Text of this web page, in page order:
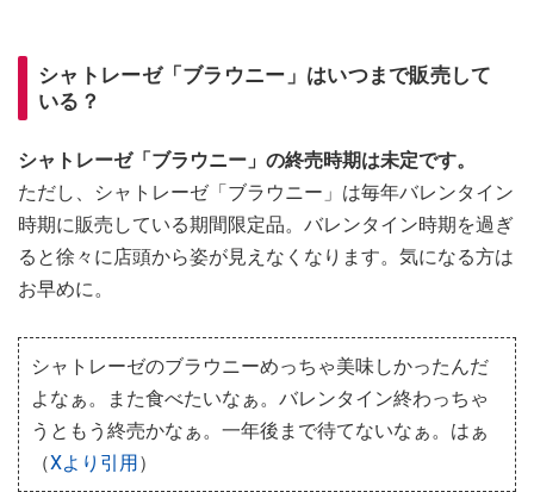
シャトレーゼ「ブラウニー」はいつまで販売して
いる？
シャトレーゼ「ブラウニー」の終売時期は未定です。
ただし、シャトレーゼ「ブラウニー」は毎年バレンタイン
時期に販売している期間限定品。バレンタイン時期を過ぎ
ると徐々に店頭から姿が見えなくなります。気になる方は
お早めに。
シャトレーゼのブラウニーめっちゃ美味しかったんだ
よなぁ。また食べたいなぁ。バレンタイン終わっちゃ
うともう終売かなぁ。一年後まで待てないなぁ。はぁ
（Xより引用 ）